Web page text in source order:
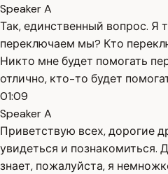
Speaker A
Так, единственный вопрос. Я
переключаем мы? Кто
Никто мне будет помогать
отлично, кто-то будет
01:09
Speaker A
Приветствую всех, дорогие
увидеться и познакомиться.
знает, пожалуйста, я